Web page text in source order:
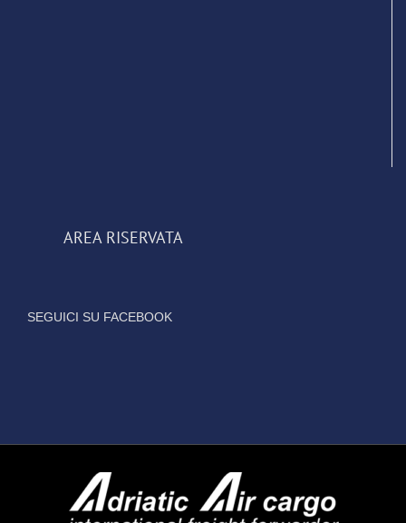
AREA RISERVATA
SEGUICI SU FACEBOOK